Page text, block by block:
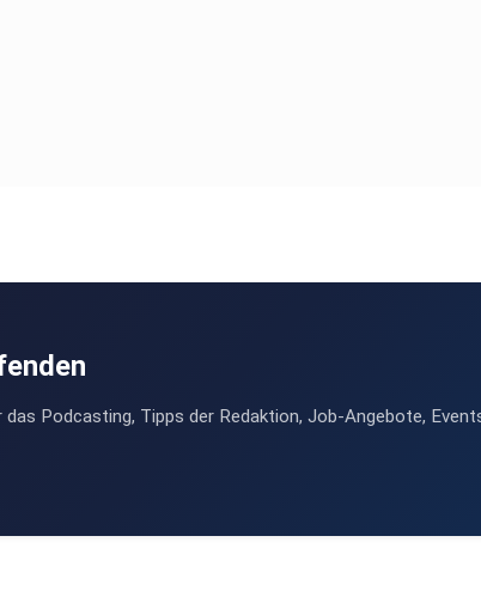
Podcasting, Tipps der Redaktion, Job-Angebote,